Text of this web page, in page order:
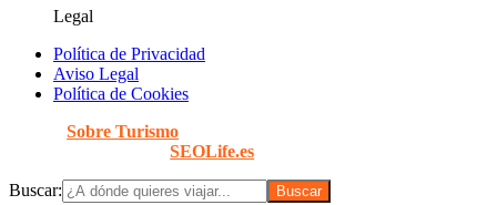
Legal
Política de Privacidad
Aviso Legal
Política de Cookies
Sobre Turismo
porSEOLife.es
Buscar: